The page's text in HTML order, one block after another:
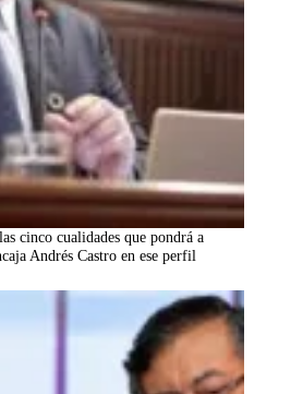
cinco cualidades que pondrá a
Andrés Castro en ese perfil